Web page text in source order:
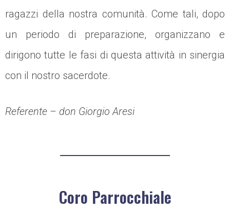
ragazzi della nostra comunità. Come tali, dopo
un periodo di preparazione, organizzano e
dirigono tutte le fasi di questa attività in sinergia
con il nostro sacerdote.
Referente – don Giorgio Aresi
Coro Parrocchiale